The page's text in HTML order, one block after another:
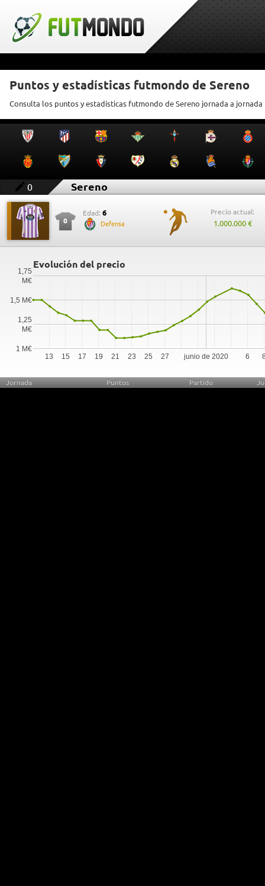
Puntos y estadísticas futmondo de Sereno
Consulta los puntos y estadísticas futmondo de Sereno jornada a jornada
0 Sereno
0
Edad: 6
Defensa
Precio actual:
1.000.000 €
Evolución del precio
junio de 2020
13 15 17 19 21 23 25 27 6
1 M€
1,25
M€
1,5 M€
1,75
M€
Jornada Puntos Partido